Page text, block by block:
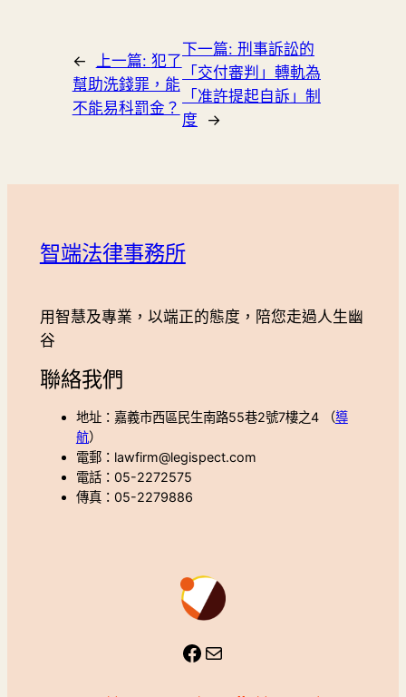
← 上一篇: 犯了
幫助洗錢罪，能
不能易科罰金？
下一篇:刑事訴訟的
「交付審判」轉軌為
「准許提起自訴」制
度
→
智端法律事務所
用智慧及專業，以端正的態度，陪您走過人生幽
谷
聯絡我們
地址：嘉義市西區民生南路55巷2號7樓之4 （導
航）
電郵：lawfirm@legispect.com
電話：05-2272575
傳真：05-2279886
Facebook
Mail